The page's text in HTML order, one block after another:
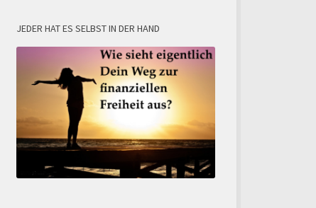
JEDER HAT ES SELBST IN DER HAND